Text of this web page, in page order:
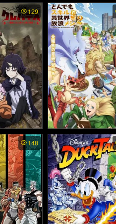
พากย์ไทย
ร์ธ (2023)
Detective Conan
“ZERO”: The
o Aquarium Case -
กสืบจิ๋วโคนัน เอพิโ
ร่": คดีพิพิธภัณฑ์สัต
งคุโด้ ชินอิจิ
129
no Ou to
no Y
- เคลวาเท
น (2025)
Tondemo Skill de
ourou Meshi 2 พาก
สกิลสุดพิสดารกับมื้อ
ในต่างโลก ภาค2
148